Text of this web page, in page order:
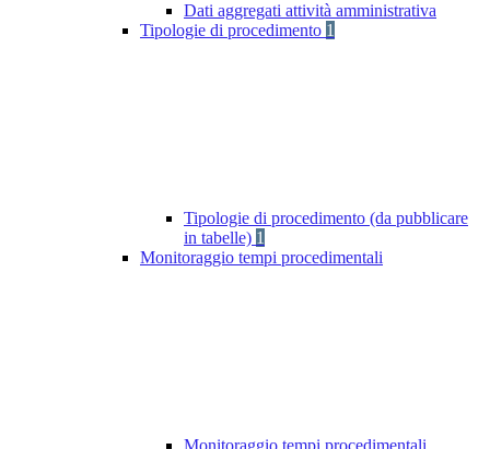
Dati aggregati attività amministrativa
Tipologie di procedimento 1
Tipologie di procedimento (da pubblicare
in tabelle) 1
Monitoraggio tempi procedimentali